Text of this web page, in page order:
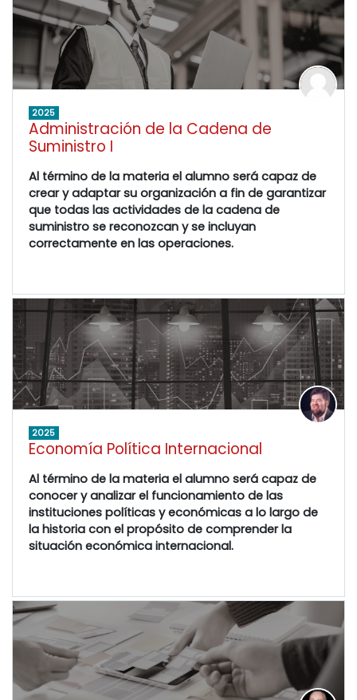
2025
Administración de la Cadena de
Suministro I
Al término de la materia el alumno será capaz de
crear y adaptar su organización a fin de garantizar
que todas las actividades de la cadena de
suministro se reconozcan y se incluyan
correctamente en las operaciones.
2025
Economía Política Internacional
Al término de la materia el alumno será capaz de
conocer y analizar el funcionamiento de las
instituciones políticas y económicas a lo largo de
la historia con el propósito de comprender la
situación económica internacional.